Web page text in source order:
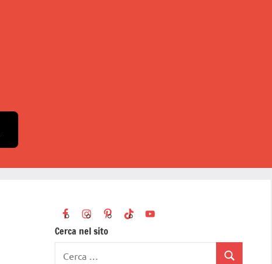
Cerca nel sito